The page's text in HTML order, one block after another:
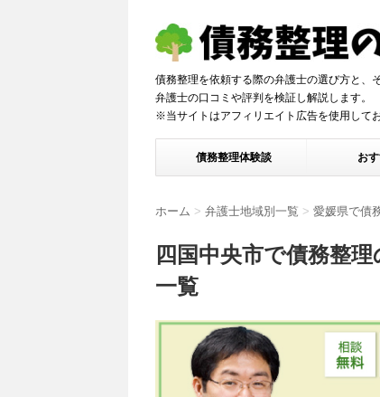
債務整理を依頼する際の弁護士の選び方と、
弁護士の口コミや評判を検証し解説
※当サイトはアフィリエイト広告を使用してお
債務整理体験談 お
ホーム > 弁護士地域別一覧 > 愛媛県で債
四国中央市で債務整
一覧